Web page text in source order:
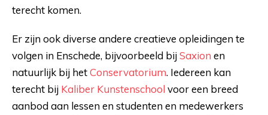
terecht komen.
Er zijn ook diverse andere creatieve opleidingen te
volgen in Enschede, bijvoorbeeld bijSaxion en
natuurlijk bij hetConservatorium. Iedereen kan
terecht bij Kaliber Kunstenschool voor een breed
aanbod aan lessen en studenten en medewerkers